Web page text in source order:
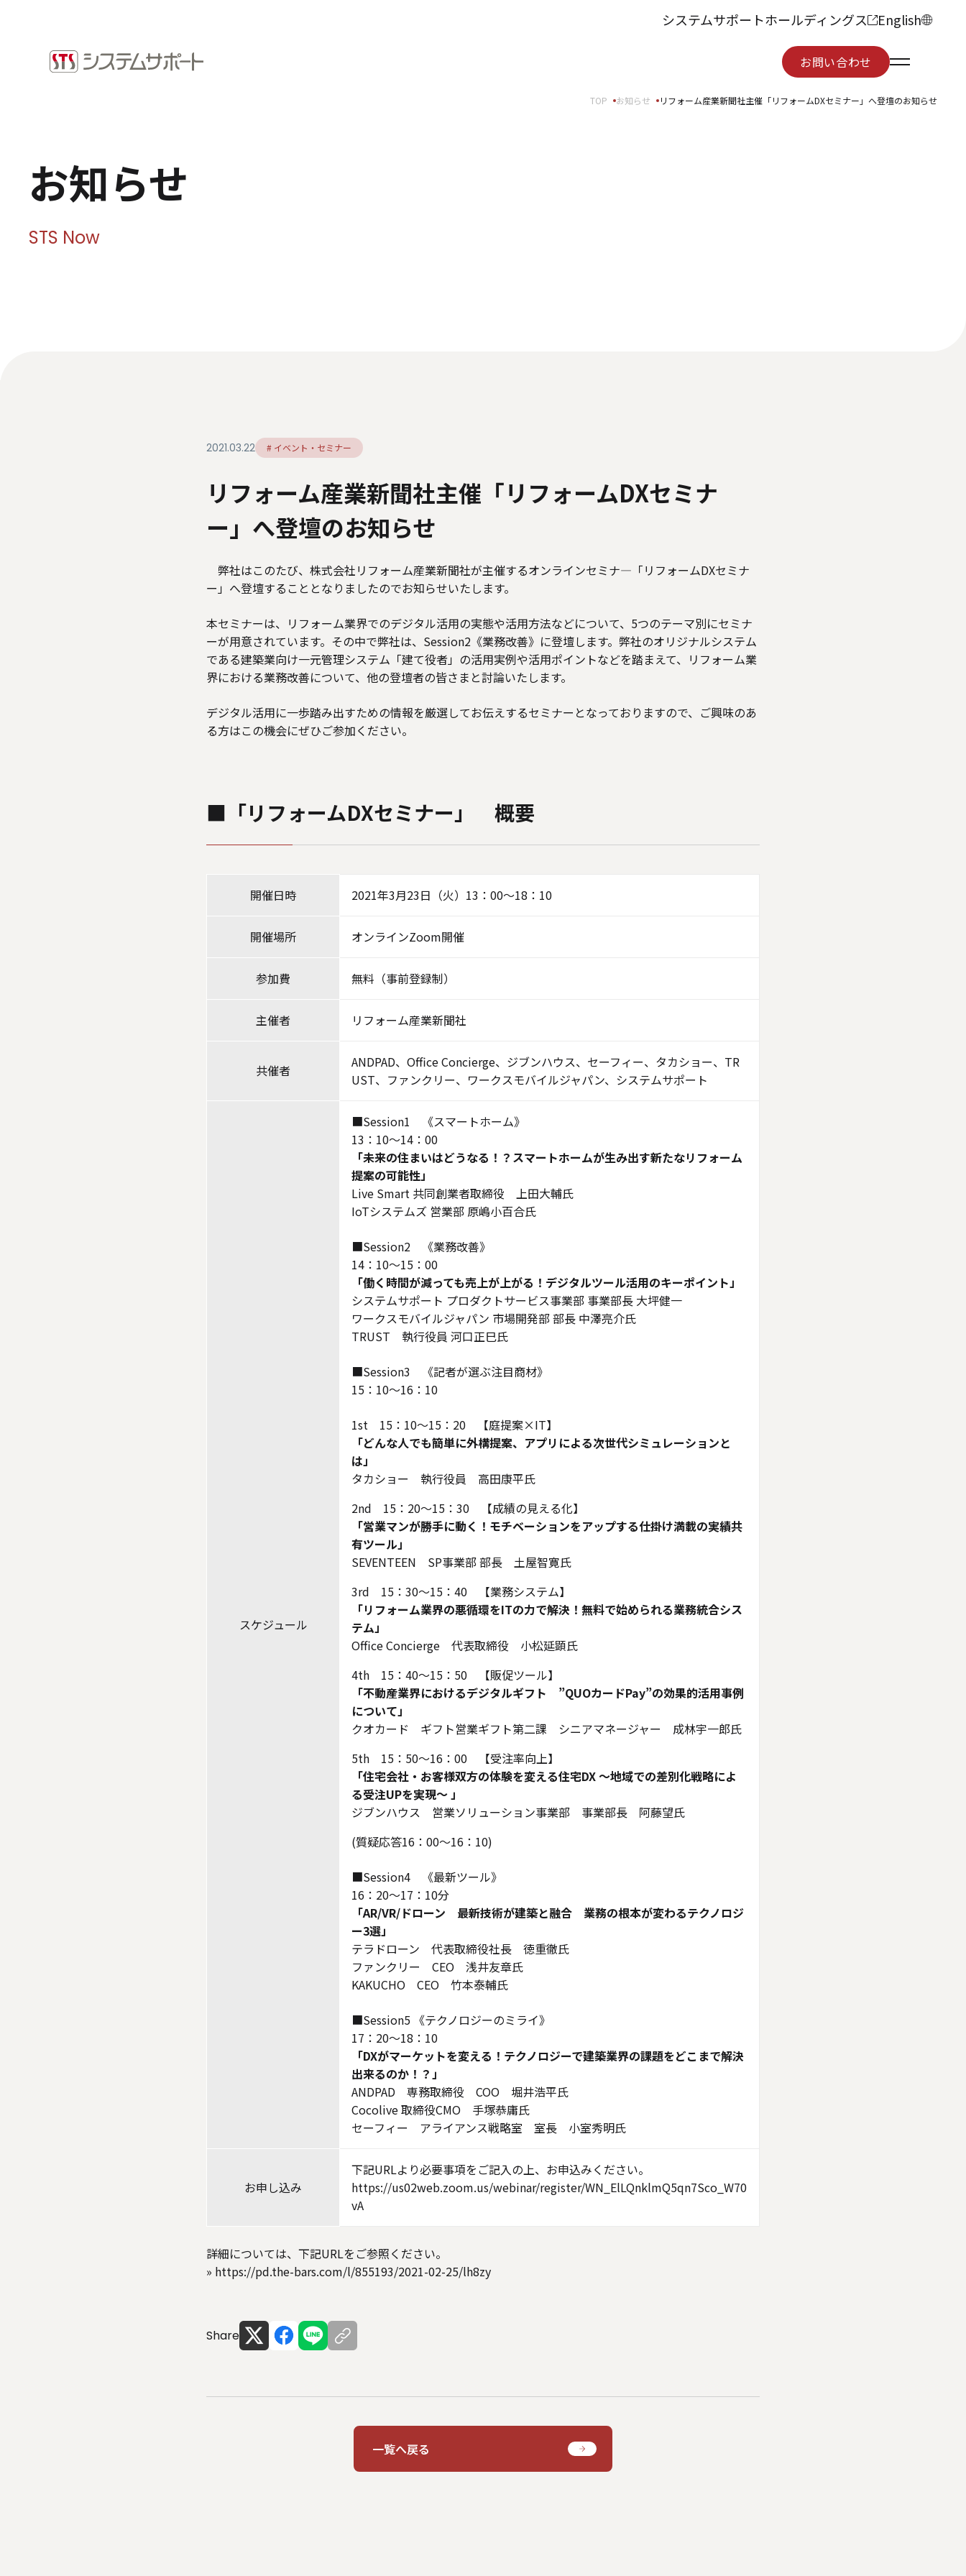
お問い合わせ
ソリューション・プロダクト
サステナビリティ
環境（E）
社会（S）
お問い合わせ
システムサポートホールディングス English
TOP お知らせ リフォーム産業新聞社主催「リフォームDXセミナー」へ登壇のお知らせ
お知らせ
STS Now
2021.03.22 # イベント・セミナー
リフォーム産業新聞社主催「リフォームDXセミナ
ー」へ登壇のお知らせ
弊社はこのたび、株式会社リフォーム産業新聞社が主催するオンラインセミナ―「リフォームDXセミナ
ー」へ登壇することとなりましたのでお知らせいたします。
本セミナーは、リフォーム業界でのデジタル活用の実態や活用方法などについて、5つのテーマ別にセミナ
ーが用意されています。その中で弊社は、Session2《業務改善》に登壇します。弊社のオリジナルシステム
である建築業向け一元管理システム「建て役者」の活用実例や活用ポイントなどを踏まえて、リフォーム業
界における業務改善について、他の登壇者の皆さまと討論いたします。
デジタル活用に一歩踏み出すための情報を厳選してお伝えするセミナーとなっておりますので、ご興味のあ
る方はこの機会にぜひご参加ください。
■「リフォームDXセミナー」 概要
開催日時 2021年3月23日（火）13：00～18：10
開催場所 オンラインZoom開催
参加費 無料（事前登録制）
主催者 リフォーム産業新聞社
共催者
ANDPAD、Office Concierge、ジブンハウス、セーフィー、タカショー、TR
UST、ファンクリー、ワークスモバイルジャパン、システムサポート
スケジュール
■Session1 《スマートホーム》
13：10～14：00
「未来の住まいはどうなる！？スマートホームが生み出す新たなリフォーム
提案の可能性」
Live Smart 共同創業者取締役 上田大輔氏
IoTシステムズ 営業部 原嶋小百合氏
■Session2 《業務改善》
14：10～15：00
「働く時間が減っても売上が上がる！デジタルツール活用のキーポイント」
システムサポート プロダクトサービス事業部 事業部長 大坪健一
ワークスモバイルジャパン 市場開発部 部長 中澤亮介氏
TRUST 執行役員 河口正巳氏
■Session3 《記者が選ぶ注目商材》
15：10～16：10
1st 15：10～15：20 【庭提案×IT】
「どんな人でも簡単に外構提案、アプリによる次世代シミュレーションと
は」
タカショー 執行役員 高田康平氏
2nd 15：20～15：30 【成績の見える化】
「営業マンが勝手に動く！モチベーションをアップする仕掛け満載の実績共
有ツール」
SEVENTEEN SP事業部 部長 土屋智寛氏
3rd 15：30～15：40 【業務システム】
「リフォーム業界の悪循環をITの力で解決！無料で始められる業務統合シス
テム」
Office Concierge 代表取締役 小松延顕氏
4th 15：40～15：50 【販促ツール】
「不動産業界におけるデジタルギフト ”QUOカードPay”の効果的活用事例
について」
クオカード ギフト営業ギフト第二課 シニアマネージャー 成林宇一郎氏
5th 15：50～16：00 【受注率向上】
「住宅会社・お客様双方の体験を変える住宅DX ～地域での差別化戦略によ
る受注UPを実現～ 」
ジブンハウス 営業ソリューション事業部 事業部長 阿藤望氏
(質疑応答16：00〜16：10)
■Session4 《最新ツール》
16：20～17：10分
「AR/VR/ドローン 最新技術が建築と融合 業務の根本が変わるテクノロジ
ー3選」
テラドローン 代表取締役社長 徳重徹氏
ファンクリー CEO 浅井友章氏
KAKUCHO CEO 竹本泰輔氏
■Session5 《テクノロジーのミライ》
17：20～18：10
「DXがマーケットを変える！テクノロジーで建築業界の課題をどこまで解決
出来るのか！？」
ANDPAD 専務取締役 COO 堀井浩平氏
Cocolive 取締役CMO 手塚恭庸氏
セーフィー アライアンス戦略室 室長 小室秀明氏
お申し込み
下記URLより必要事項をご記入の上、お申込みください。
https://us02web.zoom.us/webinar/register/WN_ElLQnklmQ5qn7Sco_W70
vA
詳細については、下記URLをご参照ください。
» https://pd.the-bars.com/l/855193/2021-02-25/lh8zy
Share
一覧へ戻る